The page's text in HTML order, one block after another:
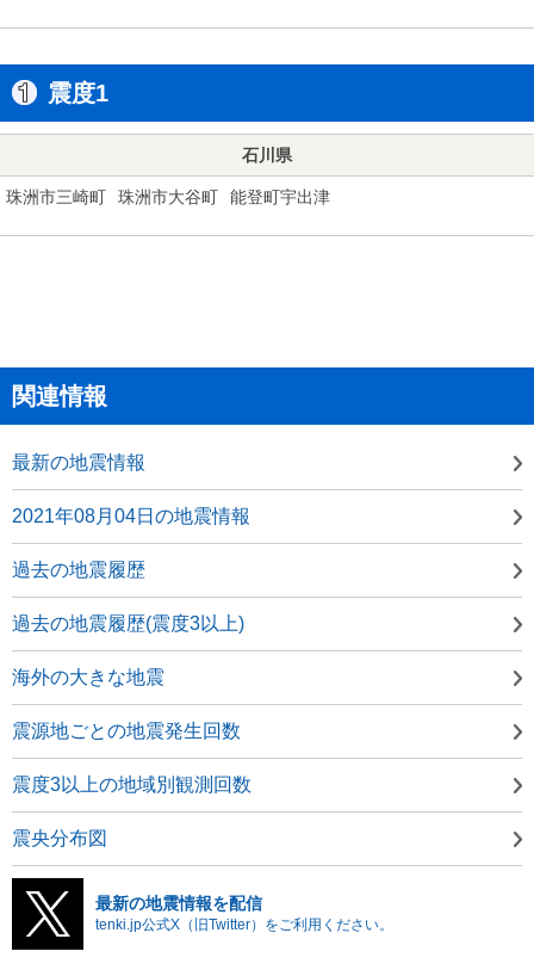
震度1
石川県
珠洲市三崎町 珠洲市大谷町 能登町宇出津
関連情報
最新の地震情報
2021年08月04日の地震情報
過去の地震履歴
過去の地震履歴(震度3以上)
海外の大きな地震
震源地ごとの地震発生回数
震度3以上の地域別観測回数
震央分布図
最新の地震情報を配信
tenki.jp公式X（旧Twitter）をご利用ください。